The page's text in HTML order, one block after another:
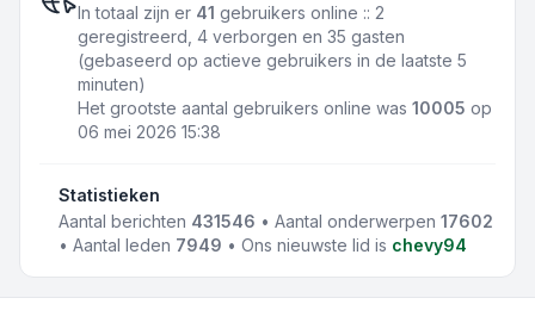
In totaal zijn er 41 gebruikers online :: 2
geregistreerd, 4 verborgen en 35 gasten
(gebaseerd op actieve gebruikers in de laatste 5
minuten)
Het grootste aantal gebruikers online was 10005 op
06 mei 2026 15:38
Statistieken
Aantal berichten 431546 • Aantal onderwerpen17602
• Aantal leden 7949 • Ons nieuwste lid is chevy94